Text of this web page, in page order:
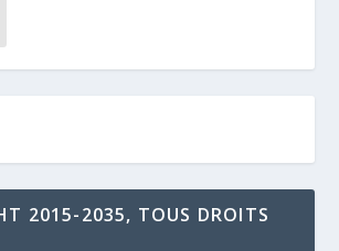
2015-2035, TOUS DROITS